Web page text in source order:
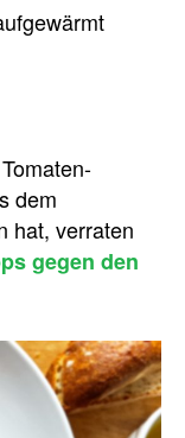
dem
hat, verraten
gegen den